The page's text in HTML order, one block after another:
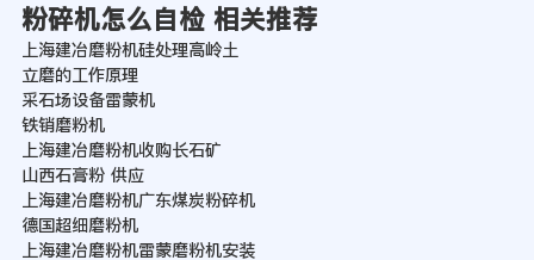
粉碎机怎么自检 相关推荐
上海建冶磨粉机硅处理高岭土
立磨的工作原理
采石场设备雷蒙机
铁销磨粉机
上海建冶磨粉机收购长石矿
山西石膏粉 供应
上海建冶磨粉机广东煤炭粉碎机
德国超细磨粉机
上海建冶磨粉机雷蒙磨粉机安装